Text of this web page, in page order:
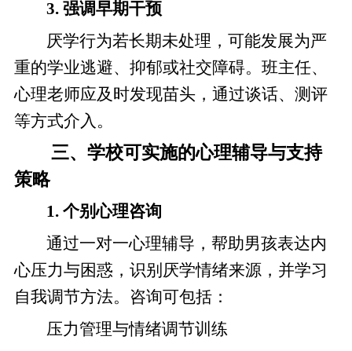
3. 强调早期干预
厌学行为若长期未处理，可能发展为严
重的学业逃避、抑郁或社交障碍。班主任、
心理老师应及时发现苗头，通过谈话、测评
等方式介入。
三、学校可实施的心理辅导与支持
策略
1. 个别心理咨询
通过一对一心理辅导，帮助男孩表达内
心压力与困惑，识别厌学情绪来源，并学习
自我调节方法。咨询可包括：
压力管理与情绪调节训练